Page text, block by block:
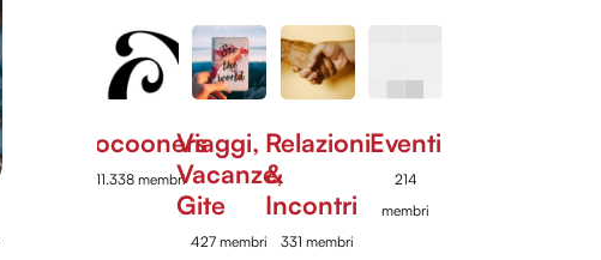
Cocooners
11.338 membri
Viaggi,
Vacanze,
Gite
427 membri
Relazioni
&
Incontri
331 membri
Eventi
214
membri